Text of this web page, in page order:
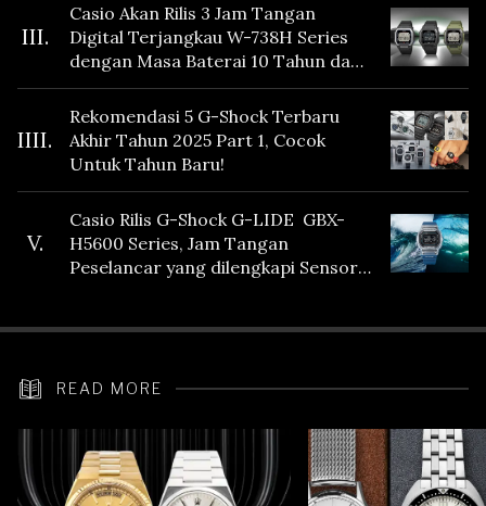
III.
Casio Akan Rilis 3 Jam Tangan
Digital Terjangkau W-738H Series
dengan Masa Baterai 10 Tahun dan
Fitur Vibration
IIII.
Rekomendasi 5 G-Shock Terbaru
Akhir Tahun 2025 Part 1, Cocok
Untuk Tahun Baru!
V.
Casio Rilis G-Shock G-LIDE GBX-
H5600 Series, Jam Tangan
Peselancar yang dilengkapi Sensor
READ MORE